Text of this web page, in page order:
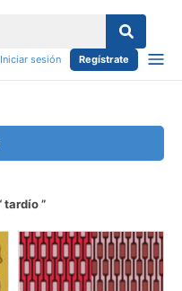
Iniciar sesión Regístrate
tardío